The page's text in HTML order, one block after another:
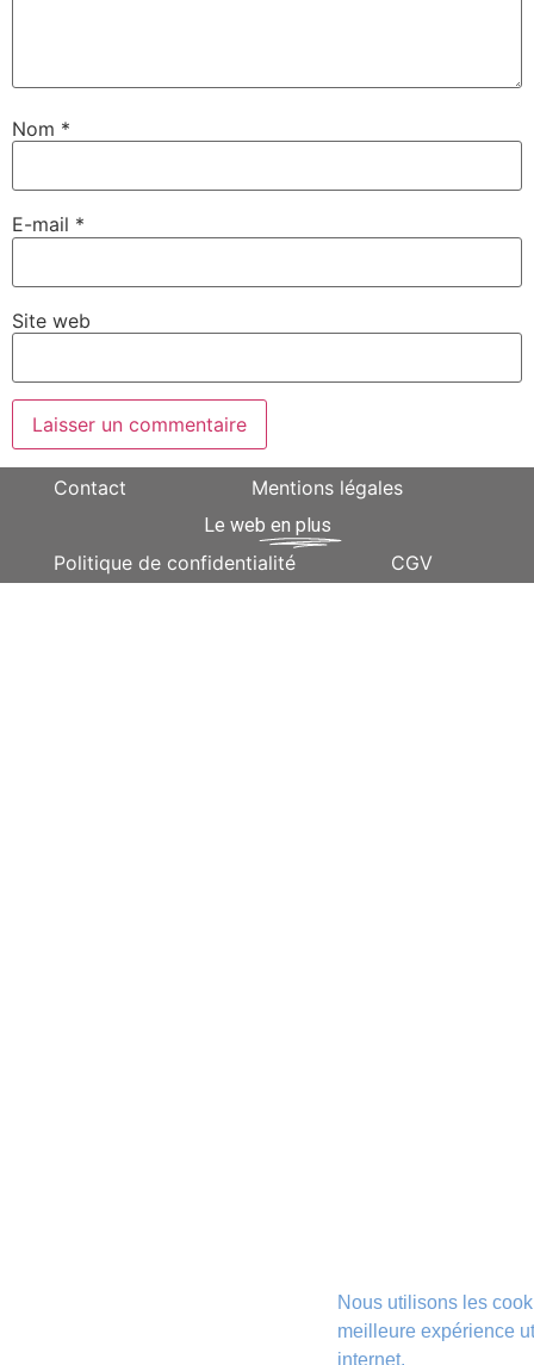
Nous utilisons les
meilleure expérience
internet.
Nom *
E-mail *
Site web
Contact Mentions légales
Le web en plus
Politique de confidentialité CGV